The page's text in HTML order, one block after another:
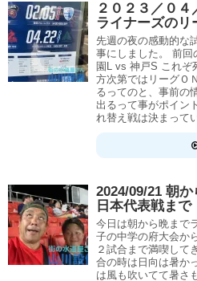
２０２３／０
ライナーズのリ
先週の夜の感動的な
事にしました。 前
園L vs 神戸S これぞ
方次第ではリーグＯ
るってのと、事前の
出るって事がポイン
れ替え戦は決まって
2024/09/21 朝
日本代表戦まで
今日は朝から晩まで
子の中学の府大会か
２試合まで満喫して
合の時は日向は暑か
は風も吹いてて暑さ